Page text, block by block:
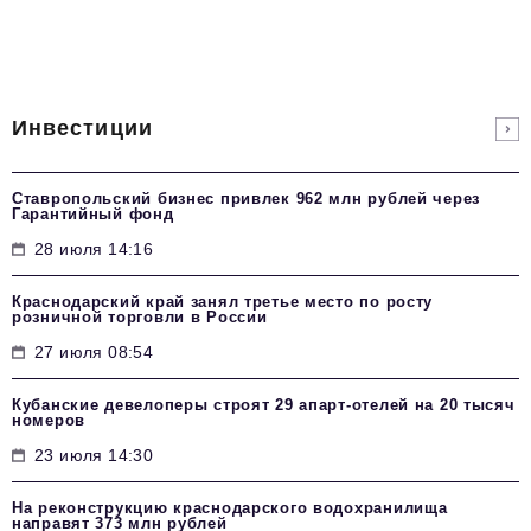
Инвестиции
Ставропольский бизнес привлек 962 млн рублей через
Гарантийный фонд
28 июля 14:16
Краснодарский край занял третье место по росту
розничной торговли в России
27 июля 08:54
Кубанские девелоперы строят 29 апарт-отелей на 20 тысяч
номеров
23 июля 14:30
На реконструкцию краснодарского водохранилища
направят 373 млн рублей